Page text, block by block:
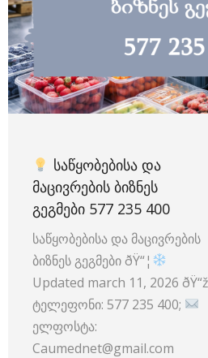
ᲡᲐᲬᲧᲝᲑᲔᲑᲘᲡᲐ ᲓᲐ
ᲛᲐᲪᲘᲕᲠᲔᲑᲘᲡ ᲑᲘᲖᲜᲔᲡ
ᲒᲔᲒᲛᲔᲑᲘ 577 235 400
საწყობებისა და მაცივრების
ბიზნეს გეგმები ðŸ“¦
Updated march 11, 2026 ðŸ“ž
ტელეფონი: 577 235 400;
ელფოსტა:
Caumednet@gmail.com